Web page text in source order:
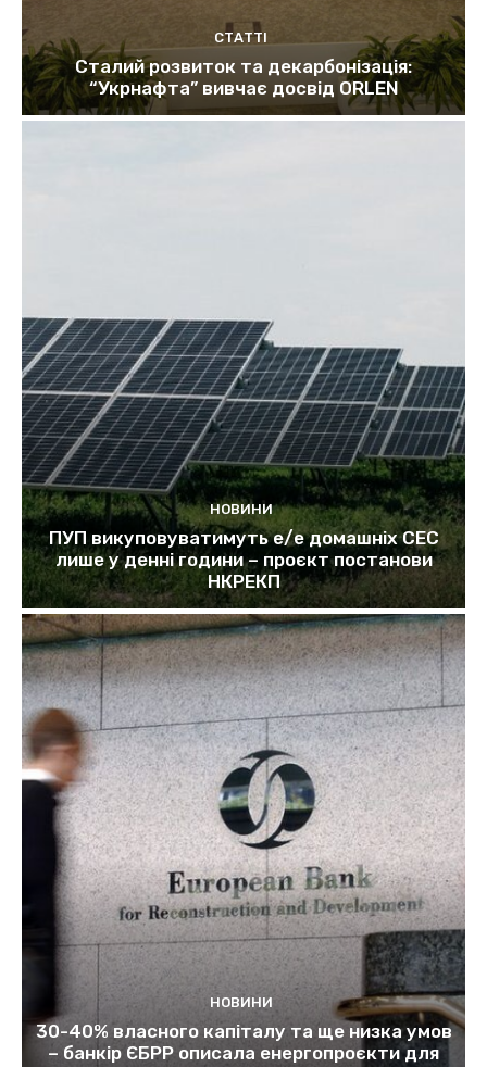
СТАТТІ
Сталий розвиток та декарбонізація:
“Укрнафта” вивчає досвід ORLEN
НОВИНИ
ПУП викуповуватимуть е/е домашніх СЕС
лише у денні години – проєкт постанови
НКРЕКП
НОВИНИ
30-40% власного капіталу та ще низка умов
– банкір ЄБРР описала енергопроєкти для